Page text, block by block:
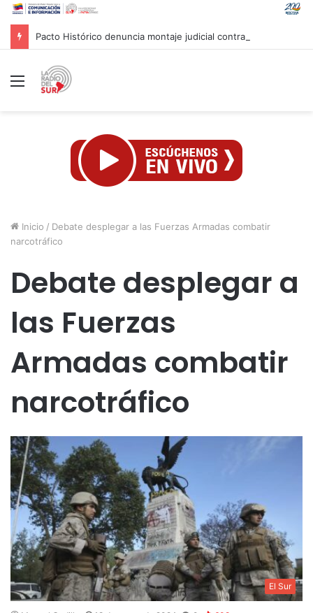
Menú
Inicio / Debate desplegar a las Fuerzas Armadas combatir
narcotráfico
Debate desplegar a
las Fuerzas
Armadas combatir
narcotráfico
El Sur